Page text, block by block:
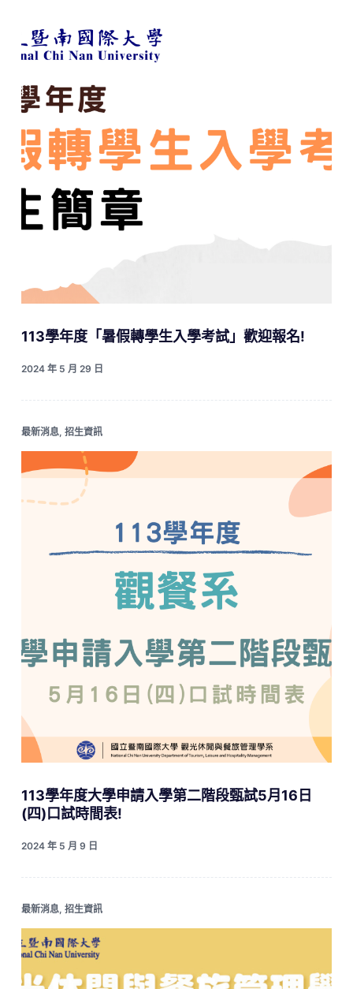
113學年度「暑假轉學生入學考試」歡迎報名!
2024 年 5 月 29 日
最新消息, 招生資訊
113學年度大學申請入學第二階段甄試5月16日
(四)口試時間表!
2024 年 5 月 9 日
最新消息, 招生資訊